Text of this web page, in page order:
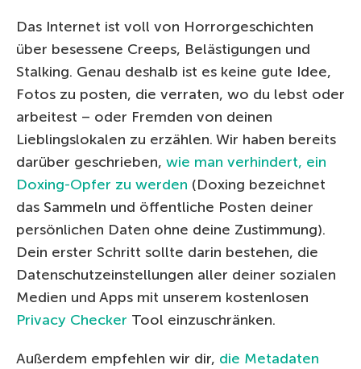
Das Internet ist voll von Horrorgeschichten
über besessene Creeps, Belästigungen und
Stalking. Genau deshalb ist es keine gute Idee,
Fotos zu posten, die verraten, wo du lebst oder
arbeitest – oder Fremden von deinen
Lieblingslokalen zu erzählen. Wir haben bereits
darüber geschrieben, wie man verhindert, ein
Doxing-Opfer zu werden (Doxing bezeichnet
das Sammeln und öffentliche Posten deiner
persönlichen Daten ohne deine Zustimmung).
Dein erster Schritt sollte darin bestehen, die
Datenschutzeinstellungen aller deiner sozialen
Medien und Apps mit unserem kostenlosen
Privacy Checker Tool einzuschränken.
Außerdem empfehlen wir dir, die Metadaten